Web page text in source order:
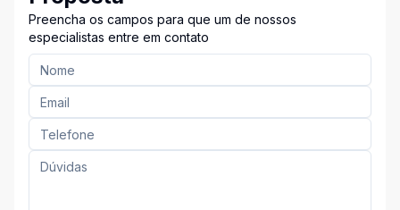
Preencha os campos para que um de nossos
especialistas entre em contato